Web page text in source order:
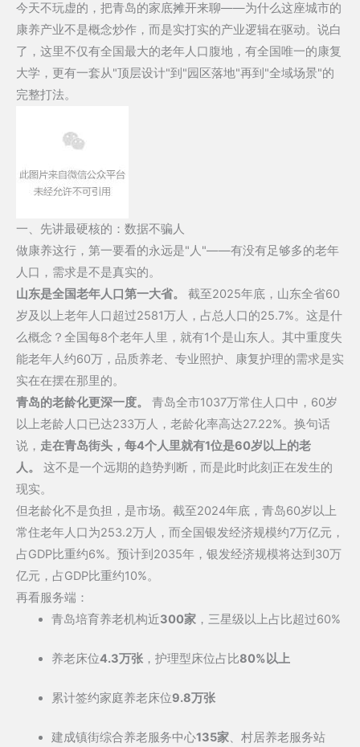
今天不玩虚的，把青岛的家底摊开来聊——为什么这座城市的
康养产业不是概念炒作，而是实打实的产业逻辑在驱动。说白
了，这里不仅有全国最大的老年人口腹地，有全国唯一的康复
大学，更有一套从"顶层设计"到"园区落地"再到"全域场景"的
完整打法。
一、先讲最硬核的：数据不骗人
做康养这行，第一要看的永远是"人"——有没有足够多的老年
人口，需求是不是真实的。
山东是全国老年人口第一大省。
截至2025年底，山东全省60
岁及以上老年人口超过2581万人，占总人口的25.7%。这是什
么概念？全国每8个老年人里，就有1个是山东人。其中重度失
能老年人约60万，品质养老、专业照护、康复护理的需求是实
实在在摆在那里的。
青岛的老龄化更深一度。
青岛全市1037万常住人口中，60岁
以上老龄人口已达233万人，老龄化率高达27.22%。换句话
说， 走在青岛街头，每4个人里就有1位是60岁以上的老
人。
这不是一个远期的趋势判断，而是此时此刻正在发生的
现实。
但老龄化不是负担，是市场。截至2024年底，青岛60岁以上
常住老年人口为253.2万人，而全国银发经济规模约7万亿元，
占GDP比重约6%。预计到2035年，银发经济规模将达到30万
亿元，占GDP比重约10%。
再看服务端：
青岛培育养老机构近300家，三星级以上占比超过60%
养老床位4.3万张，护理型床位占比80%以上
累计签约家庭养老床位9.8万张
建成镇街综合养老服务中心135家、村居养老服务站
标
杆：
青
岛
银
的
底
气
与
优
势